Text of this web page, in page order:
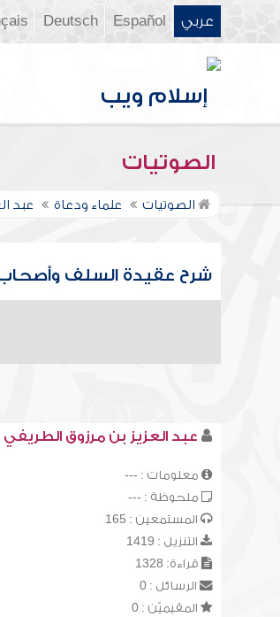
عربي Español
Deutsch
الصوتيات
الصوتيات علماء ودعاة عبد
شرح عقيدة السلف وأصحاب
عبد العزيز بن مرزوق الطريفي
معلومات : ---
ملحوظة : ---
المستمعين : 165
التنزيل : 1419
قراءة: 1328
الرسائل : 0
المقيميّن : 0